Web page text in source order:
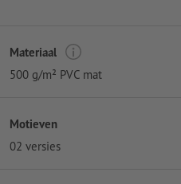
Materiaal
500 g/m² PVC mat
Motieven
02 versies